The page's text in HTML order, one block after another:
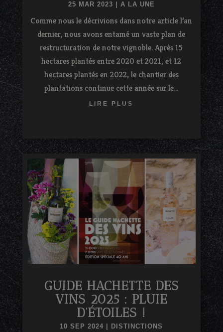
25 MAR 2023 A LA UNE
Comme nous le décrivions dans notre article l’an
dernier, nous avons entamé un vaste plan de
restructuration de notre vignoble. Après 15
hectares plantés entre 2020 et 2021, et 12
hectares plantés en 2022, le chantier des
plantations continue cette année sur le...
LIRE PLUS
GUIDE HACHETTE DES
VINS 2025 : PLUIE
D’ÉTOILES !
10 SEP 2024 DISTINCTIONS